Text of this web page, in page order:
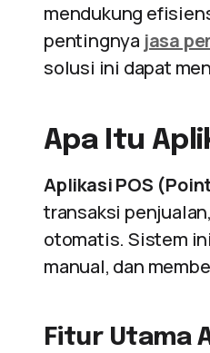
mendukung
pentingnya jasa
solusi ini dapat
Apa Itu
Aplikasi POS
transaksi
otomatis. Sistem
manual, dan
Fitur Utama